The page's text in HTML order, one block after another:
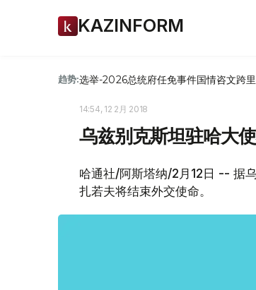
KAZINFORM
趋势:选举-2026总统府任免事件国情咨文跨
14:54, 12 2月 2018
乌兹别克斯坦驻哈大
哈通社/阿斯塔纳/2月12日 -- 据
扎若夫将结束外交使命。